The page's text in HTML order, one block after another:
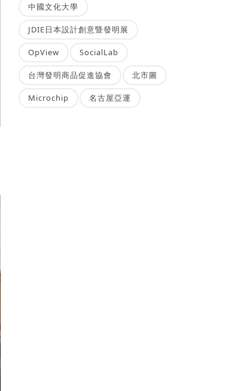
中國文化大學
JDIE日本設計創意暨發明展
OpView SocialLab
台灣發明商品促進協會 北市圖
Microchip 名古屋亞運